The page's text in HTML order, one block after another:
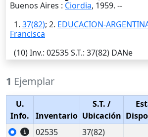
Buenos Aires : Ciordia, 1959. --
1. 37(82); 2. EDUCACION-
Francisca
(10)Inv.: 02535S.T.: 37(82) DANe
1 Ejemplar
U.
Info.
Inventario
S.T. /
Ubicación
02535
37(82)